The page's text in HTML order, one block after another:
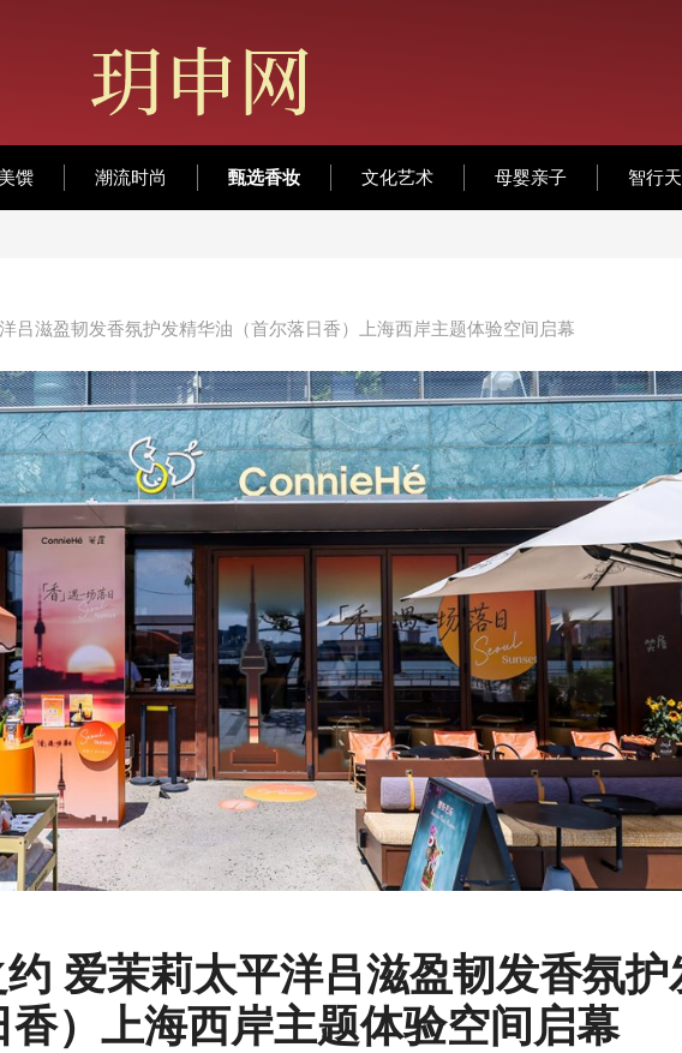
馔 潮流时尚 甄选香妆 文化艺术 母婴亲子 智行
吕滋盈韧发香氛护发精华油（首尔落日香）上海西岸主题体验空间启幕
爱茉莉太平洋吕滋盈韧发香氛护
香）上海西岸主题体验空间启幕